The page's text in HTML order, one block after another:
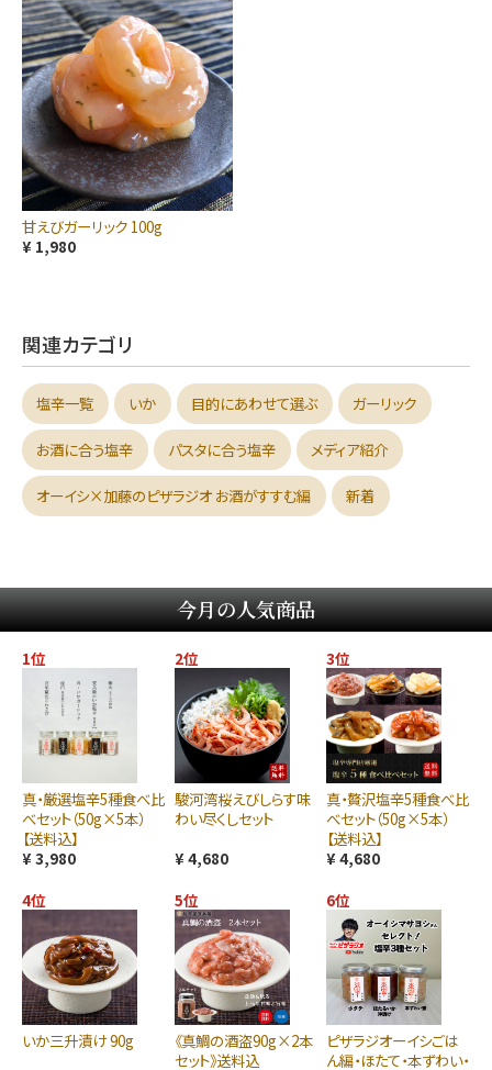
甘えびガーリック 100g
¥ 1,980
関連カテゴリ
塩辛一覧 いか 目的にあわせて選ぶ ガーリック
お酒に合う塩辛 パスタに合う塩辛 メディア紹介
オーイシ×加藤のピザラジオ お酒がすすむ編 新着
今月の人気商品
1位
真・厳選塩辛5種食べ比
べセット（50g×5本）
【送料込】
¥ 3,980
2位
駿河湾桜えびしらす味
わい尽くしセット
¥ 4,680
3位
真・贅沢塩辛5種食べ比
べセット（50g×5本）
【送料込】
¥ 4,680
4位
いか三升漬け 90g
5位
《真鯛の酒盗90g×2本
セット》送料込
6位
ピザラジオーイシごは
ん編・ほたて・本ずわい・